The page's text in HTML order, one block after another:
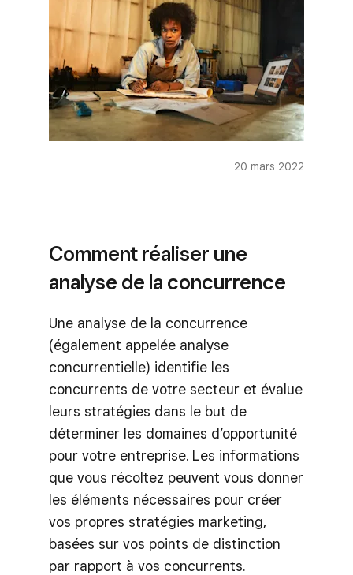
20 mars 2022
Comment réaliser une
analyse de la concurrence
Une analyse de la concurrence
(également appelée analyse
concurrentielle) identifie les
concurrents de votre secteur et évalue
leurs stratégies dans le but de
déterminer les domaines d’opportunité
pour votre entreprise. Les informations
que vous récoltez peuvent vous donner
les éléments nécessaires pour créer
vos propres stratégies marketing,
basées sur vos points de distinction
par rapport à vos concurrents.